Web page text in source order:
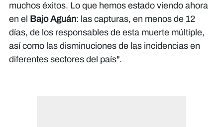
muchos éxitos. Lo que hemos estado viendo ahora
en el
Bajo Aguán: las capturas, en menos de 12
días, de los responsables de esta muerte múltiple,
así como las disminuciones de las incidencias en
diferentes sectores del país".